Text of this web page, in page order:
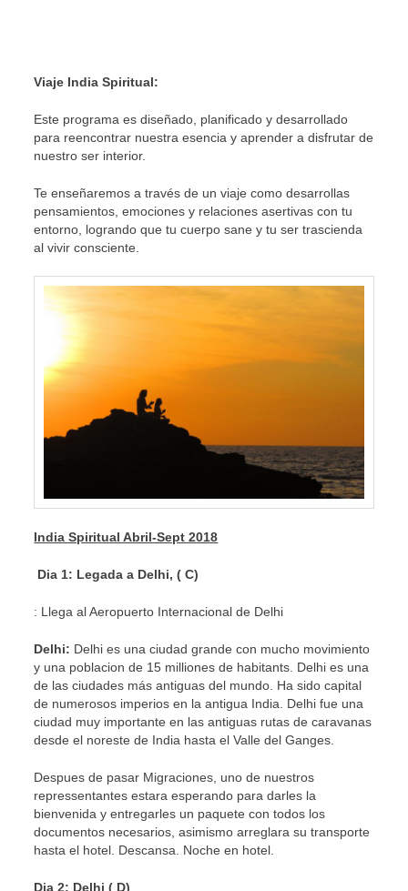
Viaje India Spiritual:
Este programa es diseñado, planificado y desarrollado
para reencontrar nuestra esencia y aprender a disfrutar de
nuestro ser interior.
Te enseñaremos a través de un viaje como desarrollas
pensamientos, emociones y relaciones asertivas con tu
entorno, logrando que tu cuerpo sane y tu ser trascienda
al vivir consciente.
India Spiritual Abril-Sept 2018
Dia 1: Legada a Delhi, ( C)
: Llega al Aeropuerto Internacional de Delhi
Delhi: Delhi es una ciudad grande con mucho movimiento
y una poblacion de 15 milliones de habitants. Delhi es una
de las ciudades más antiguas del mundo. Ha sido capital
de numerosos imperios en la antigua India. Delhi fue una
ciudad muy importante en las antiguas rutas de caravanas
desde el noreste de India hasta el Valle del Ganges.
Despues de pasar Migraciones, uno de nuestros
repressentantes estara esperando para darles la
bienvenida y entregarles un paquete con todos los
documentos necesarios, asimismo arreglara su transporte
hasta el hotel. Descansa. Noche en hotel.
Dia 2: Delhi ( D)